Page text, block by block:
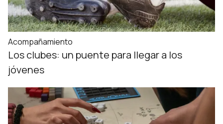
Acompañamiento
Los clubes: un puente para llegar a los
jóvenes